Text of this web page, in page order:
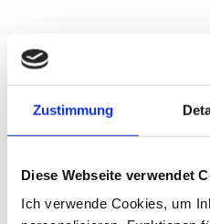
Zustimmung
Diese Webseite verwendet
Ich verwende Cookies, um